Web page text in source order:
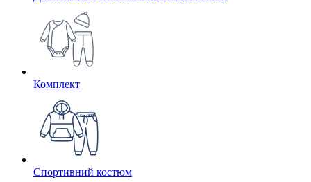
Комплект
Спортивний костюм